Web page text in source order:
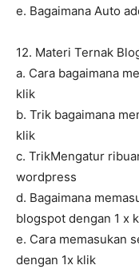
e. Bagaimana Auto
12. Materi Ternak
a. Cara bagaimana
klik
b. Trik bagaimana
klik
c. TrikMengatur
wordpress
d. Bagaimana
blogspot dengan 1 x
e. Cara memasukan
dengan 1x klik